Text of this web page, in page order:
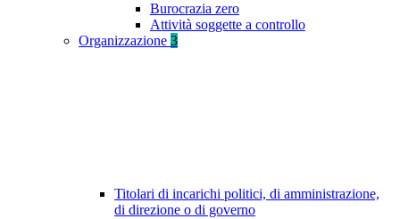
Burocrazia zero
Attività soggette a controllo
Organizzazione 3
Titolari di incarichi politici, di amministrazione,
di direzione o di governo